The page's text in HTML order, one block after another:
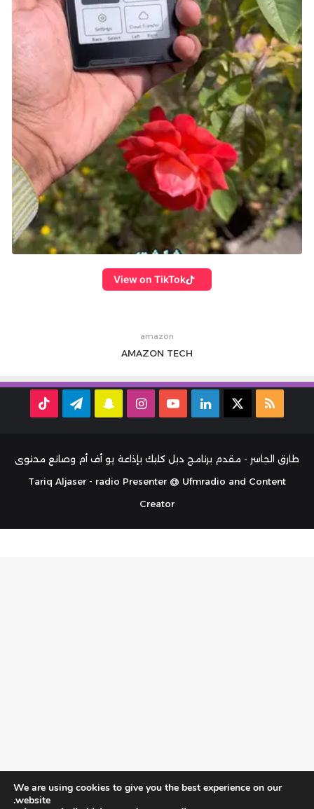
View on TikTok
amazon
AMAZON TECH
ملخص
RSS
لينكدإن ‫YouTubeانستقرامسناب تيلقرام
طارق الجاسر - مقدم برنامج دبل كليك بإذاعة يو أف أم وصانع محتوى
Tariq Aljaser - radio Presenter @ Ufmradio and Content
Creator
We are using cookies to give you the best experience on our
website.